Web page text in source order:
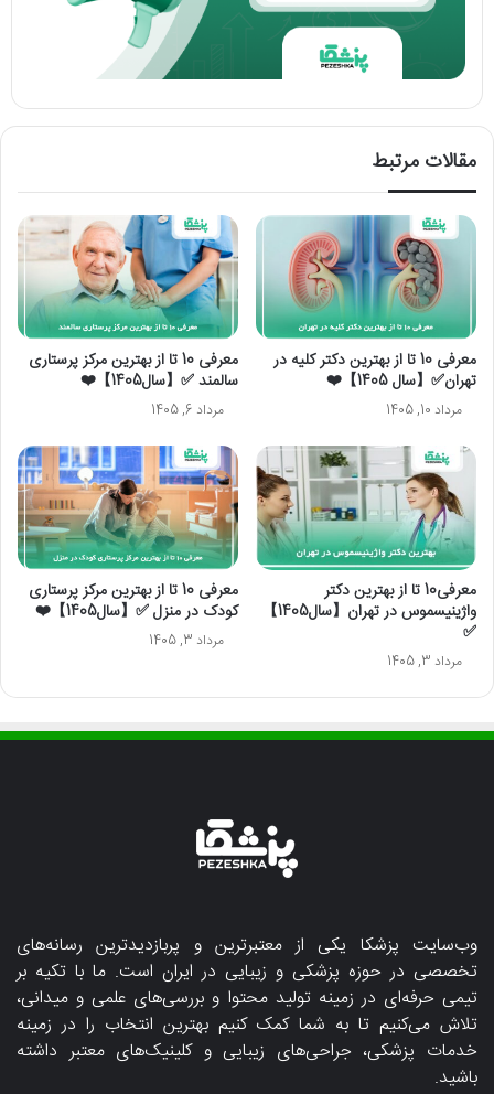
مقالات مرتبط
معرفی 10 تا از بهترین دکتر کلیه در
تهران✅【سال 1405】❤️
مرداد 10, 1405
معرفی 10 تا از بهترین مرکز پرستاری
سالمند ✅【سال1405】❤️
مرداد 6, 1405
معرفی10 تا از بهترین دکتر
واژینیسموس در تهران【سال1405】
✅
مرداد 3, 1405
معرفی 10 تا از بهترین مرکز پرستاری
کودک در منزل ✅【سال1405】❤️
مرداد 3, 1405
وب‌سایت پزشکا یکی از معتبرترین و پربازدیدترین رسانه‌های
تخصصی در حوزه پزشکی و زیبایی در ایران است. ما با تکیه بر
تیمی حرفه‌ای در زمینه تولید محتوا و بررسی‌های علمی و میدانی،
تلاش می‌کنیم تا به شما کمک کنیم بهترین انتخاب را در زمینه
خدمات پزشکی، جراحی‌های زیبایی و کلینیک‌های معتبر داشته
باشید.